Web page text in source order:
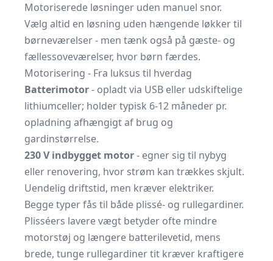
Motoriserede løsninger uden manuel snor.
Vælg altid en løsning uden hængende løkker til
børne­værelser - men tænk også på gæste- og
fælles­soveværelser, hvor børn færdes.
Motorisering - Fra luksus til hverdag
Batterimotor- opladt via USB eller udskiftelige
lithium­celler; holder typisk 6-12 måneder pr.
opladning afhængigt af brug og
gardinstørrelse.
230 V indbygget motor- egner sig til nybyg
eller renovering, hvor strøm kan trækkes skjult.
Uendelig driftstid, men kræver elektriker.
Begge typer fås til både plissé- og rullegardiner.
Plisséers lavere vægt betyder ofte mindre
motorstøj og længere batterilevetid, mens
brede, tunge rullegardiner tit kræver kraftigere